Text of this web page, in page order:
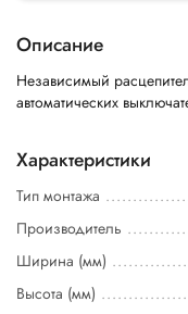
Описание
Независимый
автоматических
Характеристики
Тип монтажа
Производитель
Ширина (мм)
Высота (мм)